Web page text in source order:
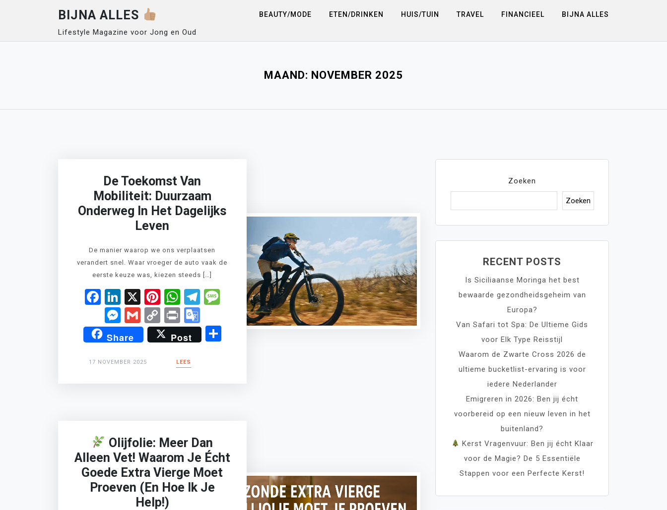
BIJNA ALLES
Lifestyle Magazine voor Jong en Oud
BEAUTY/MODE ETEN/DRINKEN HUIS/TUIN TRAVEL FINANCIEEL BIJNA ALLES
MAAND: NOVEMBER 2025
De Toekomst Van
Mobiliteit: Duurzaam
Onderweg In Het Dagelijks
Leven
De manier waarop we ons verplaatsen
verandert snel. Waar vroeger de auto vaak de
eerste keuze was, kiezen steeds […]
Facebook
LinkedIn
X Pinterest
WhatsApp
Telegram
Message
Messenger
Gmail
Copy
Link
PrintGoogle
Translate
Share Post Delen
17 NOVEMBER 2025 LEES
Olijfolie: Meer Dan
Alleen Vet! Waarom Je Écht
Goede Extra Vierge Moet
Proeven (en Hoe Ik Je
Help!)
Zoeken
Zoeken
RECENT POSTS
Is Siciliaanse Moringa het best
bewaarde gezondheidsgeheim van
Europa?
Van Safari tot Spa: De Ultieme Gids
voor Elk Type Reisstijl
Waarom de Zwarte Cross 2026 de
ultieme bucketlist-ervaring is voor
iedere Nederlander
Emigreren in 2026: Ben jij écht
voorbereid op een nieuw leven in het
buitenland?
Kerst Vragenvuur: Ben jij écht Klaar
voor de Magie? De 5 Essentiële
Stappen voor een Perfecte Kerst!